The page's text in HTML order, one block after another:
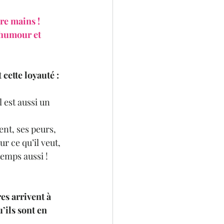
mains !
et
cette loyauté :
est aussi un
ses peurs,
ce qu’il veut,
aussi !
arrivent à
sont en